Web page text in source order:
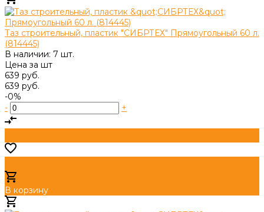
Таз строительный, пластик "СИБРТЕХ" Прямоугольный 60 л.
(814445)
В наличии: 7 шт.
Цена за шт
639 руб.
639 руб.
-0%
-
+
В корзину